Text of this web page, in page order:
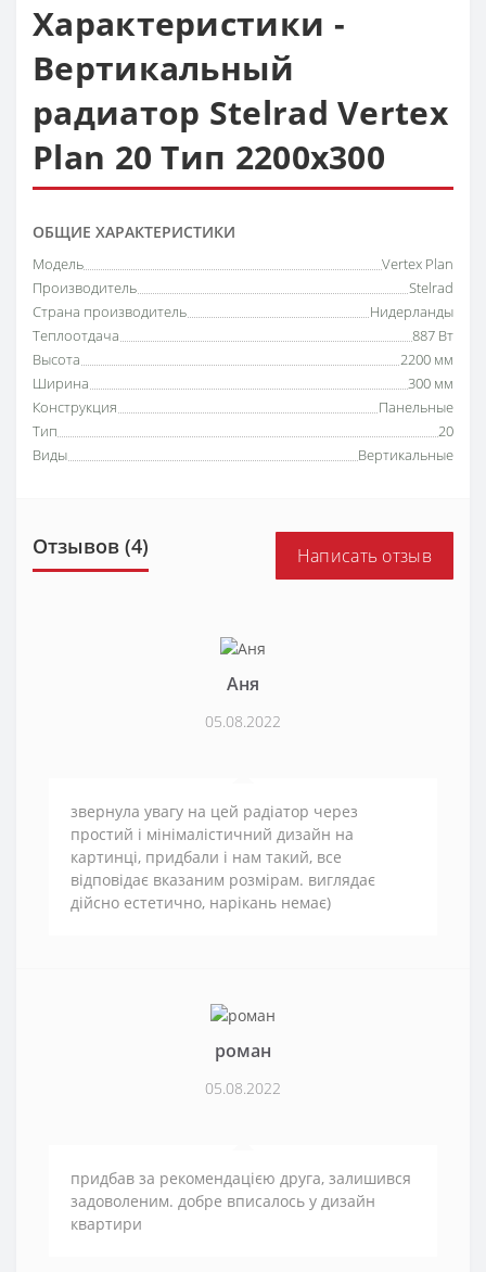
Характеристики -
Вертикальный
радиатор Stelrad Vertex
Plan 20 Тип 2200х300
ОБЩИЕ ХАРАКТЕРИСТИКИ
Модель
Vertex Plan
Производитель
Stelrad
Страна производитель
Нидерланды
Теплоотдача
887 Вт
Высота
2200 мм
Ширина
300 мм
Конструкция
Панельные
Тип
20
Виды
Вертикальные
Отзывов (4) Написать отзыв
Аня
05.08.2022
звернула увагу на цей радіатор через
простий і мінімалістичний дизайн на
картинці, придбали і нам такий, все
відповідає вказаним розмірам. виглядає
дійсно естетично, нарікань немає)
роман
05.08.2022
придбав за рекомендацією друга, залишився
задоволеним. добре вписалось у дизайн
квартири